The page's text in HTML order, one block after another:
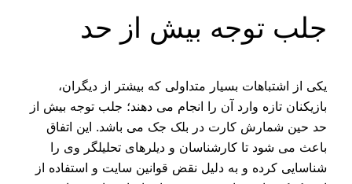
جلب توجه بیش از حد
یکی از اشتباهات بسیار متداولی که بیشتر از دیگران،
بازیکنان تازه وارد آن را انجام می دهند؛ جلب توجه بیش از
حد حین شمارش کارت در بلک جک می باشد. این اتفاق
باعث می شود تا کارشناسان و دیلرهای تحلیلگر وی را
شناسایی کرده و به دلیل نقض قوانین سایت و استفاده از